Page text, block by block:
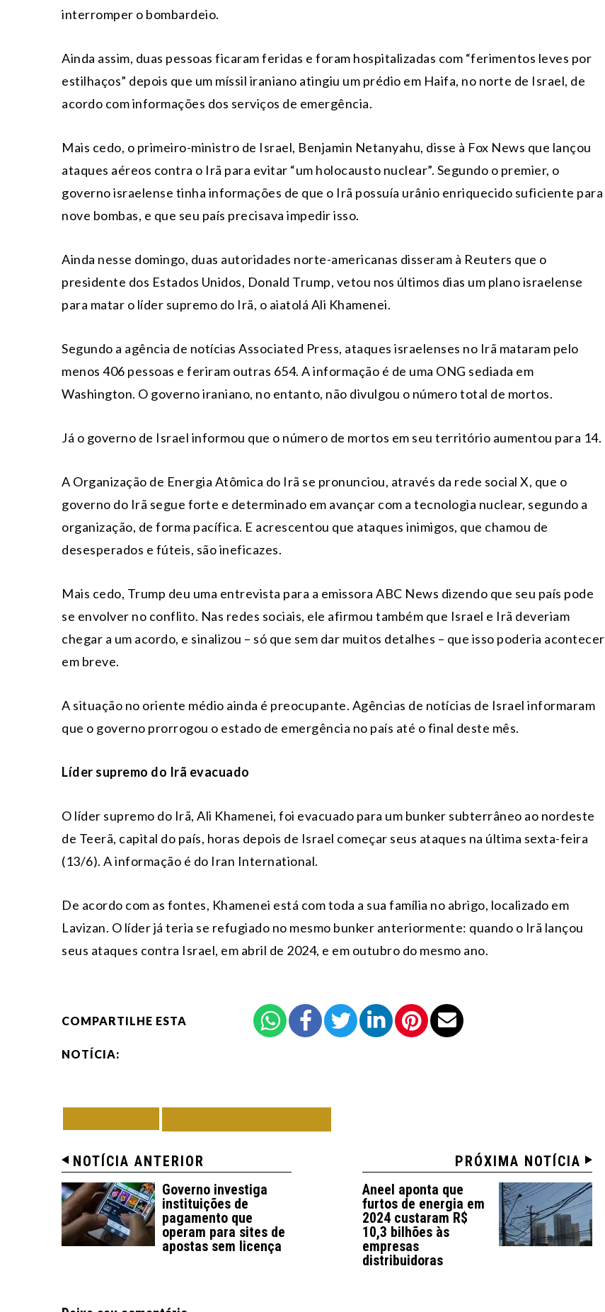
interromper o bombardeio.
Ainda assim, duas pessoas ficaram feridas e foram hospitalizadas com “ferimentos leves por
estilhaços” depois que um míssil iraniano atingiu um prédio em Haifa, no norte de Israel, de
acordo com informações dos serviços de emergência.
Mais cedo, o primeiro-ministro de Israel, Benjamin Netanyahu, disse à Fox News que lançou
ataques aéreos contra o Irã para evitar “um holocausto nuclear”. Segundo o premier, o
governo israelense tinha informações de que o Irã possuía urânio enriquecido suficiente para
nove bombas, e que seu país precisava impedir isso.
Ainda nesse domingo, duas autoridades norte-americanas disseram à Reuters que o
presidente dos Estados Unidos, Donald Trump, vetou nos últimos dias um plano israelense
para matar o líder supremo do Irã, o aiatolá Ali Khamenei.
Segundo a agência de notícias Associated Press, ataques israelenses no Irã mataram pelo
menos 406 pessoas e feriram outras 654. A informação é de uma ONG sediada em
Washington. O governo iraniano, no entanto, não divulgou o número total de mortos.
Já o governo de Israel informou que o número de mortos em seu território aumentou para 14.
A Organização de Energia Atômica do Irã se pronunciou, através da rede social X, que o
governo do Irã segue forte e determinado em avançar com a tecnologia nuclear, segundo a
organização, de forma pacífica. E acrescentou que ataques inimigos, que chamou de
desesperados e fúteis, são ineficazes.
Mais cedo, Trump deu uma entrevista para a emissora ABC News dizendo que seu país pode
se envolver no conflito. Nas redes sociais, ele afirmou também que Israel e Irã deveriam
chegar a um acordo, e sinalizou – só que sem dar muitos detalhes – que isso poderia acontecer
em breve.
A situação no oriente médio ainda é preocupante. Agências de notícias de Israel informaram
que o governo prorrogou o estado de emergência no país até o final deste mês.
Líder supremo do Irã evacuado
O líder supremo do Irã, Ali Khamenei, foi evacuado para um bunker subterrâneo ao nordeste
de Teerã, capital do país, horas depois de Israel começar seus ataques na última sexta-feira
(13/6). A informação é do Iran International.
De acordo com as fontes, Khamenei está com toda a sua família no abrigo, localizado em
Lavizan. O líder já teria se refugiado no mesmo bunker anteriormente: quando o Irã lançou
seus ataques contra Israel, em abril de 2024, e em outubro do mesmo ano.
COMPARTILHE ESTA
NOTÍCIA:
NOTÍCIA ANTERIOR
Governo investiga
instituições de
pagamento que
operam para sites de
apostas sem licença
PRÓXIMA NOTÍCIA
Aneel aponta que
furtos de energia em
2024 custaram R$
10,3 bilhões às
empresas
distribuidoras